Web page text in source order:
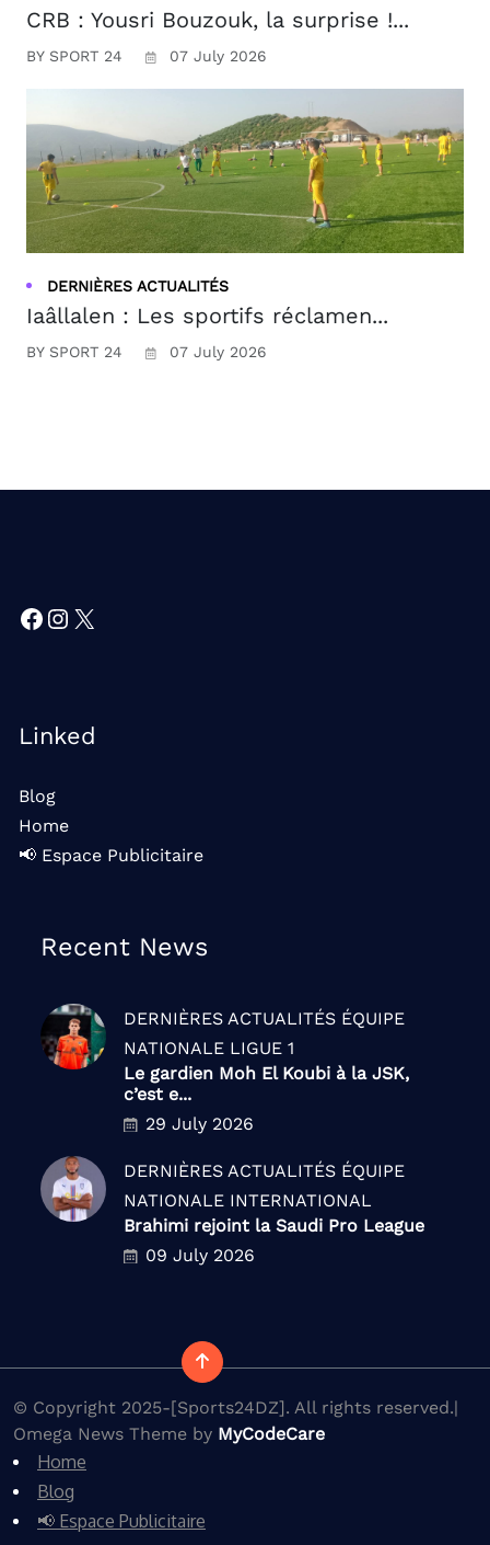
CRB : Yousri Bouzouk, la surprise !...
BY SPORT 24 07 July 2026
DERNIÈRES ACTUALITÉS
Iaâllalen : Les sportifs réclamen...
BY SPORT 24 07 July 2026
Facebook
Instagram
X
Linked
Blog
Home
📢 Espace Publicitaire
Recent News
DERNIÈRES ACTUALITÉS ÉQUIPE
NATIONALE LIGUE 1
Le gardien Moh El Koubi à la JSK,
c’est e...
29 July 2026
DERNIÈRES ACTUALITÉS ÉQUIPE
NATIONALE INTERNATIONAL
Brahimi rejoint la Saudi Pro League
09 July 2026
© Copyright 2025-[Sports24DZ]. All rights reserved.|
Omega News Theme by MyCodeCare
Home
Blog
📢 Espace Publicitaire